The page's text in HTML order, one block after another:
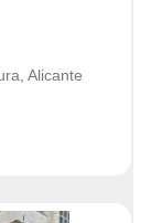
Alicante